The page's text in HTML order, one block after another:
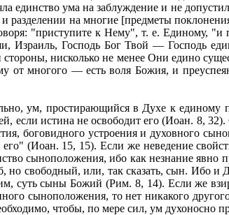
единство ума на заблуждение и не
и разделении на многие [предметы
"приступите к Нему", т. е. Единому,
Господь Бог Твой — Господь
стороны, нисколько не менее Они едино
от многого — есть воля Божия, и
ум, простирающийся в Духе к
если истина не освободит его (Иоан. 8,
боговидного устроения и духовного
(Иоан. 15, 15). Если же неведение
сыноположения, ибо как незнание
свободный, или, так сказать, сын. Ибо
суть сыны Божий (Рим. 8, 14). Если же
сыноположения, то нет никакого
чтобы, по мере сил, ум духоносно